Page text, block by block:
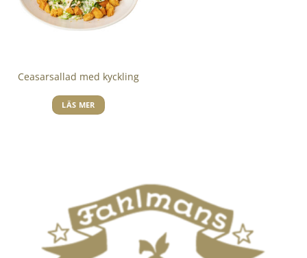
Ceasarsallad med kyckling
LÄS MER